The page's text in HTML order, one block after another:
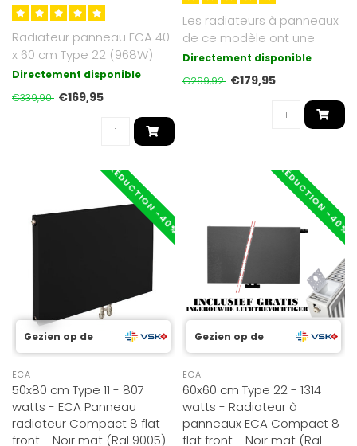
Radiateur panneau ECA 40
x 60 cm Type 22 (968W)
avec façade lisse et 8
connexio..
Directement disponible
€339,90 €169,95
Les radiateurs à panneaux
de ce modèle ont une
finition mate et sont de
Directement disponible
€299,92 €179,95
RÉDUCTION -40%
Gezien op de
ECA
50x80 cm Type 11 - 807
watts - ECA Panneau
radiateur Compact 8 flat
front - Noir mat (Ral 9005)
RÉDUCTION -40%
Gezien op de
ECA
60x60 cm Type 22 - 1314
watts - Radiateur à
panneaux ECA Compact 8
flat front - Noir mat (Ral